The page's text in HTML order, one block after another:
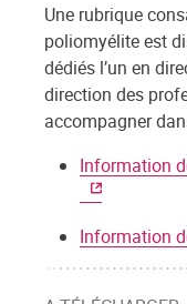
Une rubrique
poliomyélite est
dédiés l’un en
direction des
accompagner
Information
Information